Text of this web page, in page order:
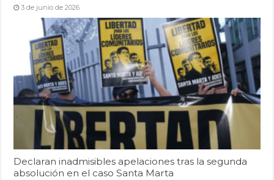
3 de junio de 2026
Declaran inadmisibles apelaciones tras la segunda
absolución en el caso Santa Marta